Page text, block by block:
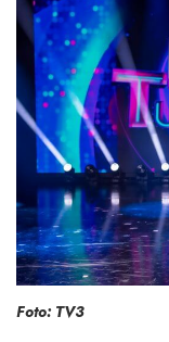
Foto: TV3